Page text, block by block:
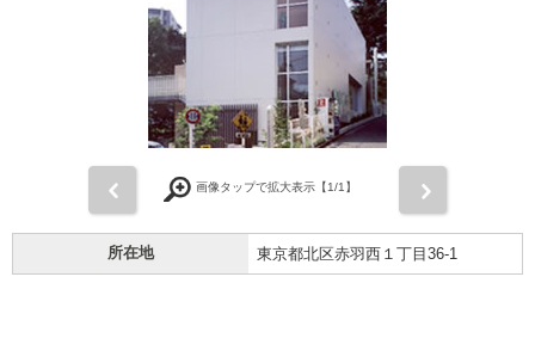
画像タップで拡大表示【1/1】
所在地 東京都北区赤羽西１丁目36-1